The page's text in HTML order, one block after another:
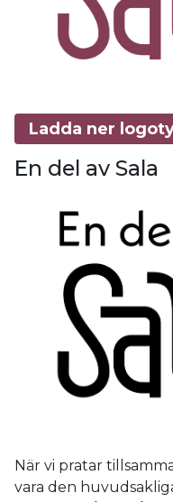
Ladda ner
En del av Sala
När vi pratar
vara den